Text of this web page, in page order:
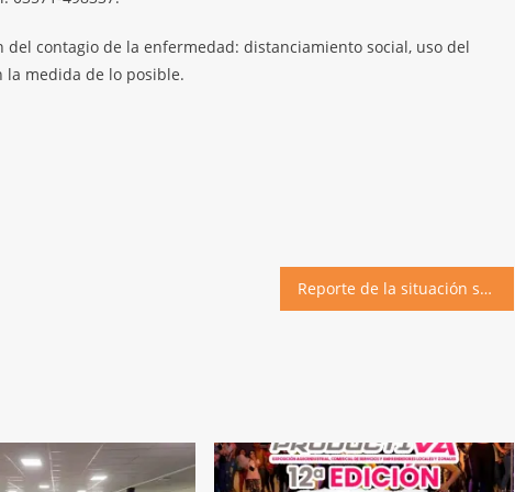
contagio de la enfermedad: distanciamiento social, uso del
la medida de lo posible.
Reporte de la situación sanitaria al 6 de enero de 2021